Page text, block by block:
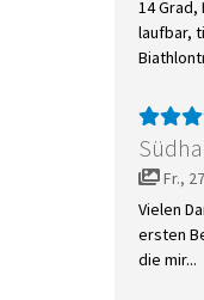
14 Grad,
laufbar,
Fr.,
Vielen
ersten
die mir...